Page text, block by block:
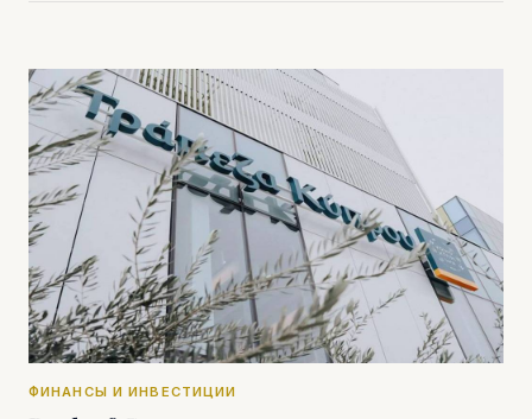
ФИНАНСЫ И ИНВЕСТИЦИИ